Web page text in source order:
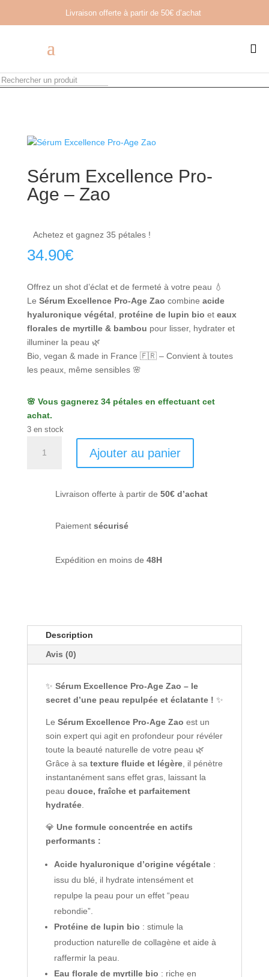
Livraison offerte à partir de 50€ d’achat

Sérum Excellence Pro-
Age – Zao
Achetez et gagnez 35 pétales !
34.90€
Offrez un shot d’éclat et de fermeté à votre peau 💧
Le Sérum Excellence Pro-Age Zao combine acide
hyaluronique végétal
protéine de lupin bio et eaux
florales de myrtille & bambou pour lisser, hydrater et
illuminer la peau 🌿
Bio, vegan & made in France 🇫🇷 – Convient à toutes
les peaux, même sensibles 🌸
🌸 Vous gagnerez 34 pétales en effectuant cet
achat.
3 en stock
Ajouter au panier
Livraison offerte à partir de 50€ d’achat
Paiement sécurisé
Expédition en moins de 48H
Description
Avis (0)
✨ Sérum Excellence Pro-Age Zao – le
secret d’une peau repulpée et éclatante ! ✨
Le Sérum Excellence Pro-Age Zao est un
soin expert qui agit en profondeur pour révéler
toute la beauté naturelle de votre peau 🌿
Grâce à sa texture fluide et légère, il pénètre
instantanément sans effet gras, laissant la
peau douce, fraîche et parfaitement
hydratée.
💎 Une formule concentrée en actifs
performants :
Acide hyaluronique d’origine végétale:
issu du blé, il hydrate intensément et
repulpe la peau pour un effet “peau
rebondie”.
Protéine de lupin bio : stimule la
production naturelle de collagène et aide à
raffermir la peau.
Eau florale de myrtille bio : riche en